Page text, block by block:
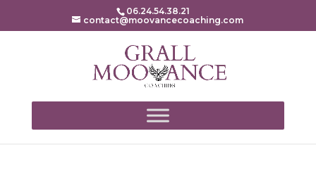
06.24.54.38.21
contact@moovancecoaching.com